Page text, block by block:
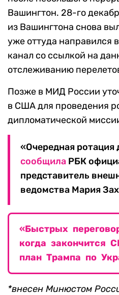
Вашингтон. 28-го
из Вашингтона снова
уже оттуда направился
канал со ссылкой на
отслеживанию
Позже в МИД России
в США для проведения
дипломатической
«Очередная
сообщила РБК
представитель
ведомства Мария
«Быстрых
когда закончится
план Трампа по
*внесен Минюстом